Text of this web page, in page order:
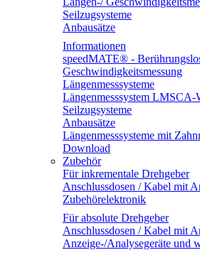
Seilzugsysteme
Anbausätze
Informationen
speedMATE® -
Geschwindigkeitsmessung
Längenmesssysteme
Längenmesssystem
Seilzugsysteme
Anbausätze
Längenmesssysteme mit
Download
Zubehör
Für inkrementale Drehgeber
Anschlussdosen / Kabel mit
Zubehörelektronik
Für absolute Drehgeber
Anschlussdosen / Kabel mit
Anzeige-/Analysegeräte und